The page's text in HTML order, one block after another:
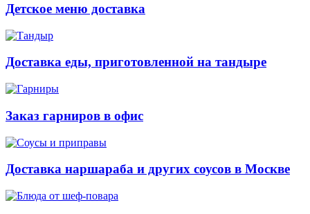
Детское меню доставка
Доставка еды, приготовленной на тандыре
Заказ гарниров в офис
Доставка наршараба и других соусов в Москве